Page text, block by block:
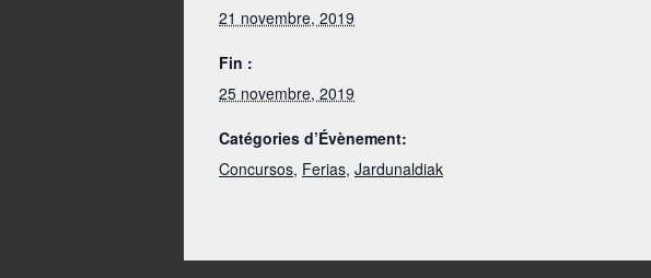
21 novembre, 2019
Fin :
25 novembre, 2019
Catégories d’Évènement:
Concursos, Ferias, Jardunaldiak